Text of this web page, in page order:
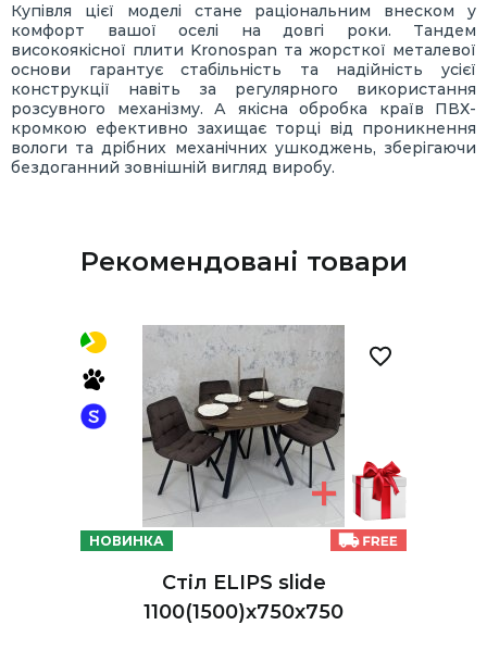
Купівля цієї моделі стане раціональним внеском у
комфорт вашої оселі на довгі роки. Тандем
високоякісної плити Kronospan та жорсткої металевої
основи гарантує стабільність та надійність усієї
конструкції навіть за регулярного використання
розсувного механізму. А якісна обробка країв ПВХ-
кромкою ефективно захищає торці від проникнення
вологи та дрібних механічних ушкоджень, зберігаючи
бездоганний зовнішній вигляд виробу.
Рекомендовані товари
НОВИНКА
Стіл ELIPS slide
1100(1500)x750x750